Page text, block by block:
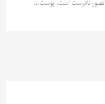
تصور نادرست است. پوست...